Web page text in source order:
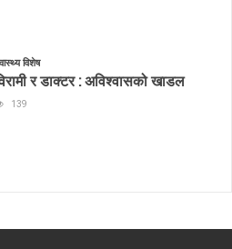
विशेष
र डाक्टर : अविश्वासको खाडल
139